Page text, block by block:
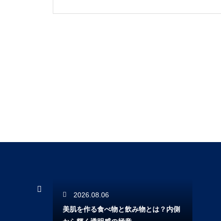
2026.08.06
美肌を作る食べ物と飲み物とは？内側